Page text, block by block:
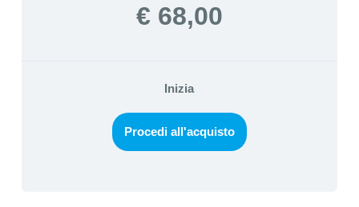
€ 68,00
Inizia
Procedi all'acquisto